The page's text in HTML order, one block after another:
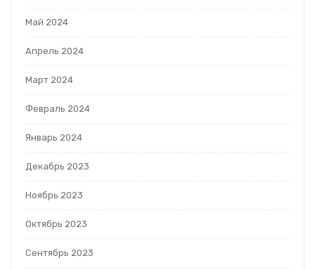
Май 2024
Апрель 2024
Март 2024
Февраль 2024
Январь 2024
Декабрь 2023
Ноябрь 2023
Октябрь 2023
Сентябрь 2023